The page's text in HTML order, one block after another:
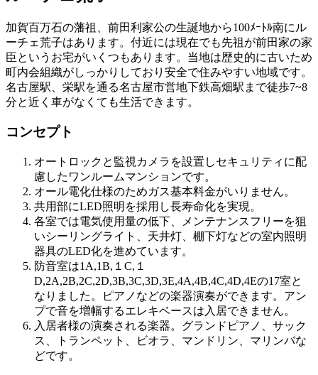
加賀百万石の藩祖、前田利家公の生誕地から100ﾒｰﾄﾙ南にル
ーチェ荒子はあります。付近には現在でも先祖が前田家の家
臣というお宅がいくつもあります。当地は歴史的に古いため
町内会組織がしっかりしており安全で住みやすい地域です。
名古屋駅、栄駅を通る名古屋市営地下鉄高畑駅まで徒歩7~8
分と近く車がなくても生活できます。
コンセプト
オートロックと監視カメラを設置しセキュリティに配
慮したワンルームマンションです。
オール電化仕様のためガス基本料金がいりません。
共用部にLED照明を採用し長寿命化を実現。
各室では電気使用量の低下、メンテナンスフリーを狙
いシーリングライト、天井灯、棚下灯などの室内照明
器具のLED化を進めています。
防音室は1A,1B,１C,１
D,2A,2B,2C,2D,3B,3C,3D,3E,4A,4B,4C,4D,4Eの17室と
なりました。ピアノなどの楽器演奏ができます。アン
プで音を増幅するエレキベースは入居できません。
入居者様の演奏される楽器。グランドピアノ、サック
ス、トランペット、ビオラ、マンドリン、マリンバな
どです。